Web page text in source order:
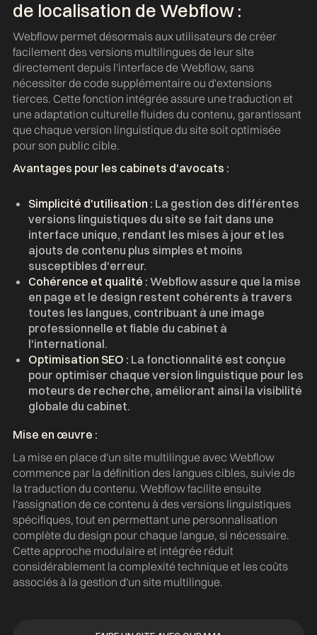
de localisation de Webflow :
Webflow permet désormais aux utilisateurs de créer
facilement des versions multilingues de leur site
directement depuis l'interface de Webflow, sans
nécessiter de code supplémentaire ou d'extensions
tierces. Cette fonction intégrée assure une traduction et
une adaptation culturelle fluides du contenu, garantissant
que chaque version linguistique du site soit optimisée
pour son public cible.
Avantages pour les cabinets d'avocats :
Simplicité d'utilisation : La gestion des différentes
versions linguistiques du site se fait dans une
interface unique, rendant les mises à jour et les
ajouts de contenu plus simples et moins
susceptibles d'erreur.
Cohérence et qualité : Webflow assure que la mise
en page et le design restent cohérents à travers
toutes les langues, contribuant à une image
professionnelle et fiable du cabinet à
l'international.
Optimisation SEO : La fonctionnalité est conçue
pour optimiser chaque version linguistique pour les
moteurs de recherche, améliorant ainsi la visibilité
globale du cabinet.
Mise en œuvre :
La mise en place d'un site multilingue avec Webflow
commence par la définition des langues cibles, suivie de
la traduction du contenu. Webflow facilite ensuite
l'assignation de ce contenu à des versions linguistiques
spécifiques, tout en permettant une personnalisation
complète du design pour chaque langue, si nécessaire.
Cette approche modulaire et intégrée réduit
considérablement la complexité technique et les coûts
associés à la gestion d'un site multilingue.